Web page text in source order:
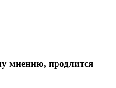
мнению, продлится